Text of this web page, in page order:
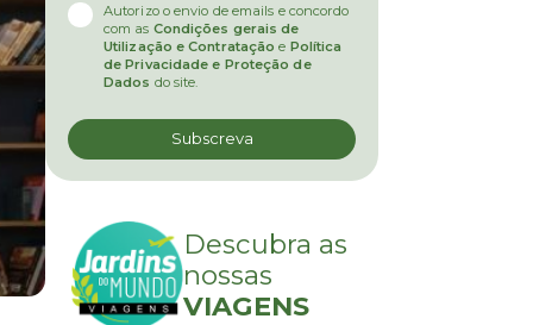
Autorizo o envio de emails e concordo
com as Condições gerais de
Utilização e Contratação e Política
de Privacidade e Proteção de
Dados do site.
Descubra as
nossas
VIAGENS